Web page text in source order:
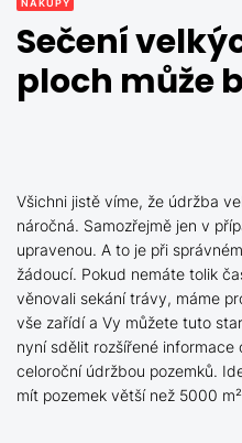
Sečení
ploch může
Všichni jistě víme, že údržba
náročná. Samozřejmě jen v
upravenou. A to je při
žádoucí. Pokud nemáte tolik
věnovali sekání trávy, máme
vše zařídí a Vy můžete tuto
nyní sdělit rozšířené
celoroční údržbou pozemků.
mít pozemek větší než 5000